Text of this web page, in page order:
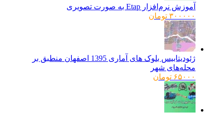
آموزش نرم‌افزار Etap به صورت تصویری
۳۰۰۰۰۰ تومان
ژئودیتابیس بلوک های آماری 1395 اصفهان منطبق بر
محله‌های شهر
۶۵۰۰۰ تومان